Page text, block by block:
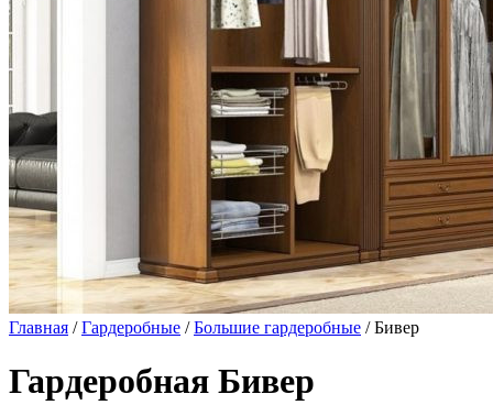
Главная /Гардеробные /Большие гардеробные / Бивер
Гардеробная Бивер